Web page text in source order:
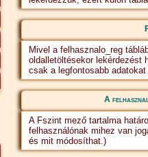
Mivel a felhasznalo_reg
oldalletöltésekor lekérdezést
csak a legfontosabb
A
A Fszint mező tartalma
felhasználónak mihez van
és mit módosíthat.)